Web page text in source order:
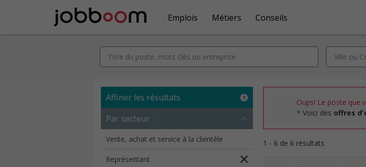
Emplois Métiers Conseils
Affiner les résultats
Par secteur :
Vente, achat et service à la clientèle
Représentant
Oups! Le poste que
Voici des offres
1 - 6 de 6 résultats